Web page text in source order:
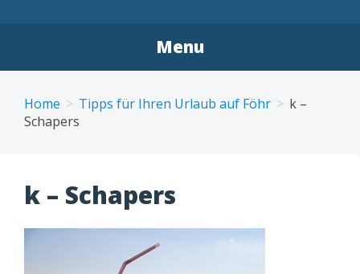
Menu
content
Home Tipps für Ihren Urlaub auf Föhr
k –
Schapers
k – Schapers